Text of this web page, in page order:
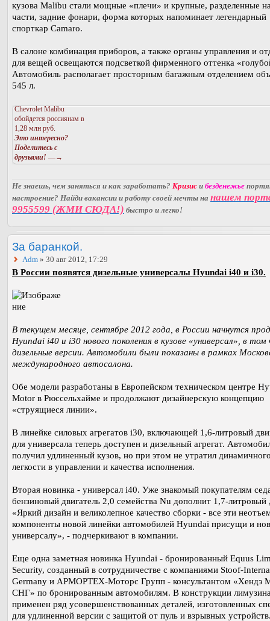
кузова Malibu стали мощные «плечи» и крупные, разделенные
части, задние фонари, форма которых напоминает легендарный
спорткар Camaro.
В салоне комбинация приборов, а также органы управления и
для вещей освещаются подсветкой фирменного оттенка
Автомобиль располагает просторным багажным отделением
545 л.
Chevrolet Malibu
обойдется россиянам в
1,28 млн руб.
Это интересно?
Поделитесь с
друзьями! —→
Не знаешь, чем заняться и как заработать? Кризис и безденежье
настроение? Найди вакансии и работу своей мечты на нашем
9955599 (ЖМИ СЮДА!) быстро и легко!
За баранкой.
Adm » 30 авг 2012, 17:29
В России появятся дизельные универсалы Hyundai i40 и i30.
В текущем месяце, сентябре 2012 года, в России начнутся
Hyundai i40 и i30 нового поколения в кузове «универсал», в том
дизельные версии. Автомобили были показаны в рамках
международного автосалона.
Обе модели разработаны в Европейском техническом центре
Motor в Рюссельхайме и продолжают дизайнерскую концепцию
«струящиеся линии».
В линейке силовых агрегатов i30, включающей 1,6-литровый
для универсала теперь доступен и дизельный агрегат.
получил удлиненный кузов, но при этом не утратил
легкости в управлении и качества исполнения.
Вторая новинка - универсал i40. Уже знакомый покупателям
бензиновый двигатель 2,0 семейства Nu дополнит 1,7-литровый
«Яркий дизайн и великолепное качество сборки - все эти
компоненты новой линейки автомобилей Hyundai присущи и
универсалу», - подчеркивают в компании.
Еще одна заметная новинка Hyundai - бронированный Equus
Security, созданный в сотрудничестве с компаниями Stoof-
Germany и АРМОРТЕХ-Моторс Групп - консультантом «Хендэ
СНГ» по бронированным автомобилям. В конструкции
применен ряд усовершенствованных деталей, изготовленных
для удлиненной версии с защитой от пуль и взрывных